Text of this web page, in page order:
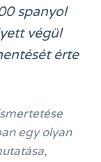
spanyol
végül
érte
egy olyan